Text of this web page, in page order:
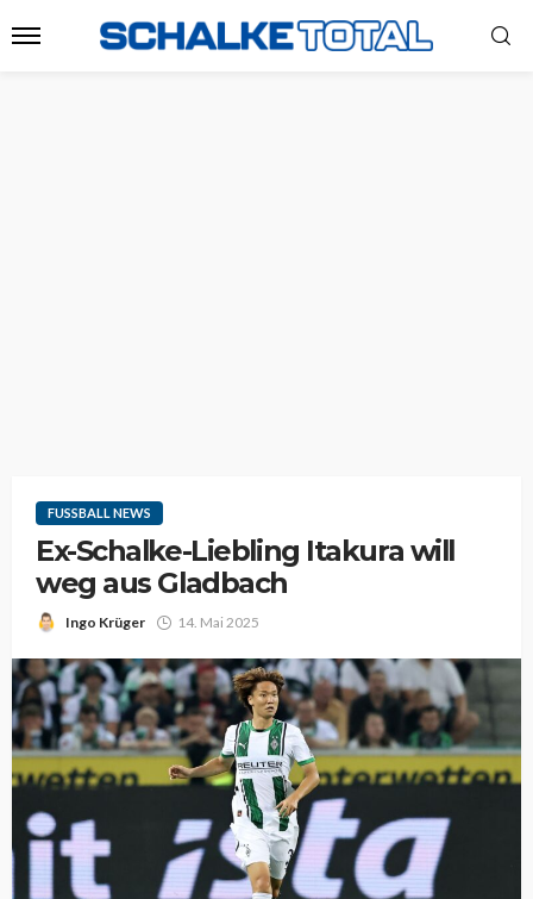
FUSSBALL NEWS
Ex-Schalke-Liebling Itakura will
weg aus Gladbach
Ingo Krüger 14. Mai 2025